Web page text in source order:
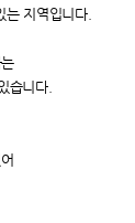
는 지역입니다.
습니다.